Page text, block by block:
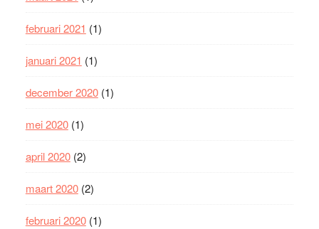
februari 2021 (1)
januari 2021 (1)
december 2020(1)
mei 2020(1)
april 2020(2)
maart 2020(2)
februari 2020(1)